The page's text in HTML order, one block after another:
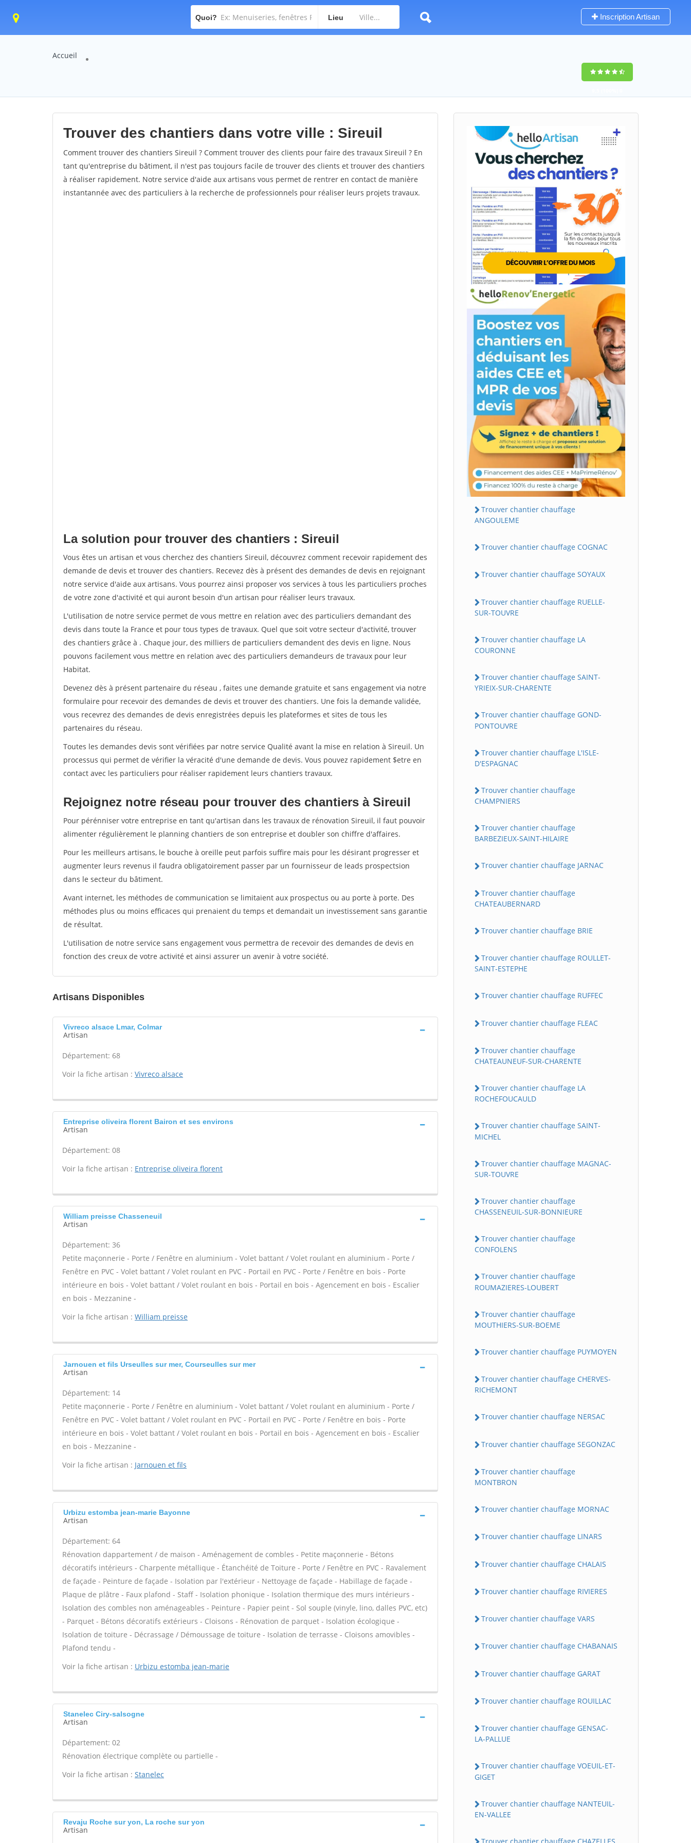
Quoi? Lieu Inscription Artisan
Accueil
Trouver des chantiers dans votre ville : Sireuil
Comment trouver des chantiers Sireuil ? Comment trouver des clients pour faire des travaux Sireuil ? En
tant qu'entreprise du bâtiment, il n'est pas toujours facile de trouver des clients et trouver des chantiers
à réaliser rapidement. Notre service d'aide aux artisans vous permet de rentrer en contact de manière
instantannée avec des particuliers à la recherche de professionnels pour réaliser leurs projets travaux.
La solution pour trouver des chantiers : Sireuil
Vous êtes un artisan et vous cherchez des chantiers Sireuil, découvrez comment recevoir rapidement des
demande de devis et trouver des chantiers. Recevez dès à présent des demandes de devis en rejoignant
notre service d'aide aux artisans. Vous pourrez ainsi proposer vos services à tous les particuliers proches
de votre zone d'activité et qui auront besoin d'un artisan pour réaliser leurs travaux.
L'utilisation de notre service permet de vous mettre en relation avec des particuliers demandant des
devis dans toute la France et pour tous types de travaux. Quel que soit votre secteur d'activité, trouver
des chantiers grâce à . Chaque jour, des milliers de particuliers demandent des devis en ligne. Nous
pouvons facilement vous mettre en relation avec des particuliers demandeurs de travaux pour leur
Habitat.
Devenez dès à présent partenaire du réseau , faites une demande gratuite et sans engagement via notre
formulaire pour recevoir des demandes de devis et trouver des chantiers. Une fois la demande validée,
vous recevrez des demandes de devis enregistrées depuis les plateformes et sites de tous les
partenaires du réseau.
Toutes les demandes devis sont vérifiées par notre service Qualité avant la mise en relation à Sireuil. Un
processus qui permet de vérifier la véracité d'une demande de devis. Vous pouvez rapidement $etre en
contact avec les particuliers pour réaliser rapidement leurs chantiers travaux.
Rejoignez notre réseau pour trouver des chantiers à Sireuil
Pour pérénniser votre entreprise en tant qu'artisan dans les travaux de rénovation Sireuil, il faut pouvoir
alimenter régulièrement le planning chantiers de son entreprise et doubler son chiffre d'affaires.
Pour les meilleurs artisans, le bouche à oreille peut parfois suffire mais pour les désirant progresser et
augmenter leurs revenus il faudra obligatoirement passer par un fournisseur de leads prospectsion
dans le secteur du bâtiment.
Avant internet, les méthodes de communication se limitaient aux prospectus ou au porte à porte. Des
méthodes plus ou moins efficaces qui prenaient du temps et demandait un investissement sans garantie
de résultat.
L'utilisation de notre service sans engagement vous permettra de recevoir des demandes de devis en
fonction des creux de votre activité et ainsi assurer un avenir à votre société.
Artisans Disponibles
Vivreco alsace Lmar, Colmar
Artisan
Département: 68
Voir la fiche artisan : Vivreco alsace
Entreprise oliveira florent Bairon et ses environs
Artisan
Département: 08
Voir la fiche artisan : Entreprise oliveira florent
William preisse Chasseneuil
Artisan
Département: 36
Petite maçonnerie - Porte / Fenêtre en aluminium - Volet battant / Volet roulant en aluminium - Porte /
Fenêtre en PVC - Volet battant / Volet roulant en PVC - Portail en PVC - Porte / Fenêtre en bois - Porte
intérieure en bois - Volet battant / Volet roulant en bois - Portail en bois - Agencement en bois - Escalier
en bois - Mezzanine -
Voir la fiche artisan : William preisse
Jarnouen et fils Urseulles sur mer, Courseulles sur mer
Artisan
Département: 14
Petite maçonnerie - Porte / Fenêtre en aluminium - Volet battant / Volet roulant en aluminium - Porte /
Fenêtre en PVC - Volet battant / Volet roulant en PVC - Portail en PVC - Porte / Fenêtre en bois - Porte
intérieure en bois - Volet battant / Volet roulant en bois - Portail en bois - Agencement en bois - Escalier
en bois - Mezzanine -
Voir la fiche artisan : Jarnouen et fils
Urbizu estomba jean-marie Bayonne
Artisan
Département: 64
Rénovation dappartement / de maison - Aménagement de combles - Petite maçonnerie - Bétons
décoratifs intérieurs - Charpente métallique - Étanchéité de Toiture - Porte / Fenêtre en PVC - Ravalement
de façade - Peinture de façade - Isolation par l'extérieur - Nettoyage de façade - Habillage de façade -
Plaque de plâtre - Faux plafond - Staff - Isolation phonique - Isolation thermique des murs intérieurs -
Isolation des combles non aménageables - Peinture - Papier peint - Sol souple (vinyle, lino, dalles PVC, etc)
- Parquet - Bétons décoratifs extérieurs - Cloisons - Rénovation de parquet - Isolation écologique -
Isolation de toiture - Décrassage / Démoussage de toiture - Isolation de terrasse - Cloisons amovibles -
Plafond tendu -
Voir la fiche artisan : Urbizu estomba jean-marie
Stanelec Ciry-salsogne
Artisan
Département: 02
Rénovation électrique complète ou partielle -
Voir la fiche artisan : Stanelec
Revaju Roche sur yon, La roche sur yon
Artisan
Trouver chantier chauffage
ANGOULEME
Trouver chantier chauffage COGNAC
Trouver chantier chauffage SOYAUX
Trouver chantier chauffage RUELLE-
SUR-TOUVRE
Trouver chantier chauffage LA
COURONNE
Trouver chantier chauffage SAINT-
YRIEIX-SUR-CHARENTE
Trouver chantier chauffage GOND-
PONTOUVRE
Trouver chantier chauffage L'ISLE-
D'ESPAGNAC
Trouver chantier chauffage
CHAMPNIERS
Trouver chantier chauffage
BARBEZIEUX-SAINT-HILAIRE
Trouver chantier chauffage JARNAC
Trouver chantier chauffage
CHATEAUBERNARD
Trouver chantier chauffage BRIE
Trouver chantier chauffage ROULLET-
SAINT-ESTEPHE
Trouver chantier chauffage RUFFEC
Trouver chantier chauffage FLEAC
Trouver chantier chauffage
CHATEAUNEUF-SUR-CHARENTE
Trouver chantier chauffage LA
ROCHEFOUCAULD
Trouver chantier chauffage SAINT-
MICHEL
Trouver chantier chauffage MAGNAC-
SUR-TOUVRE
Trouver chantier chauffage
CHASSENEUIL-SUR-BONNIEURE
Trouver chantier chauffage
CONFOLENS
Trouver chantier chauffage
ROUMAZIERES-LOUBERT
Trouver chantier chauffage
MOUTHIERS-SUR-BOEME
Trouver chantier chauffage PUYMOYEN
Trouver chantier chauffage CHERVES-
RICHEMONT
Trouver chantier chauffage NERSAC
Trouver chantier chauffage SEGONZAC
Trouver chantier chauffage
MONTBRON
Trouver chantier chauffage MORNAC
Trouver chantier chauffage LINARS
Trouver chantier chauffage CHALAIS
Trouver chantier chauffage RIVIERES
Trouver chantier chauffage VARS
Trouver chantier chauffage CHABANAIS
Trouver chantier chauffage GARAT
Trouver chantier chauffage ROUILLAC
Trouver chantier chauffage GENSAC-
LA-PALLUE
Trouver chantier chauffage VOEUIL-ET-
GIGET
Trouver chantier chauffage NANTEUIL-
EN-VALLEE